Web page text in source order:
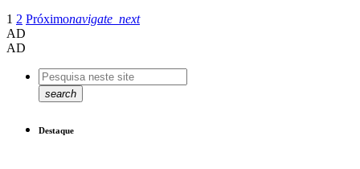
1 2 Próximonavigate_next
AD
AD
search
Destaque